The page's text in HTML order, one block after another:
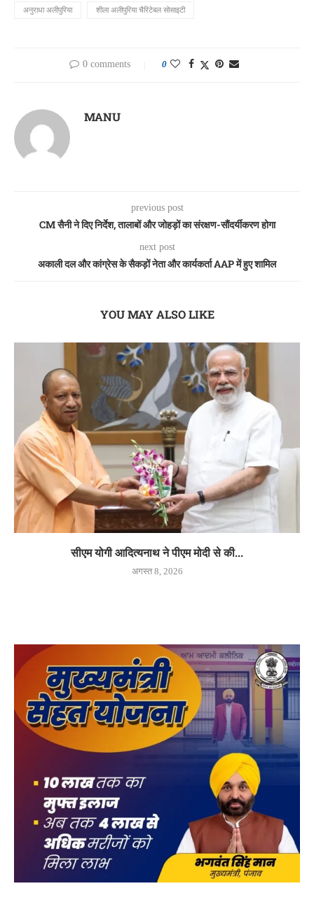
अनुराधा अलीपुरिया शीला अलीपुरिया चैरिटेबल सोसाइटी
0 comments 0
MANU
previous post
CM सैनी ने दिए निर्देश, तालाबों और जोहड़ों का संरक्षण-सौंदर्यीकरण होगा
next post
अकाली दल और कांग्रेस के सैकड़ों नेता और कार्यकर्ता AAP में हुए शामिल
YOU MAY ALSO LIKE
सीएम योगी आदित्यनाथ ने पीएम मोदी से की...
अगस्त 8, 2026